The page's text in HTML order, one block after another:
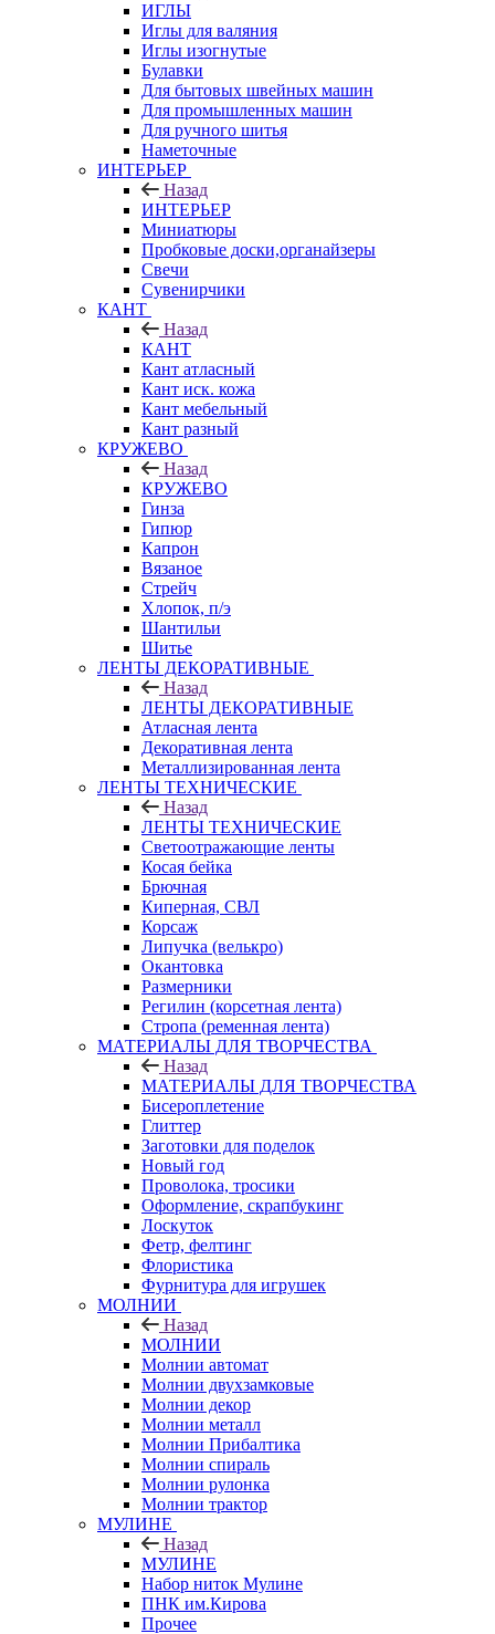
ИГЛЫ
Иглы для валяния
Иглы изогнутые
Булавки
Для бытовых швейных машин
Для промышленных машин
Для ручного шитья
Наметочные
ИНТЕРЬЕР
Назад
ИНТЕРЬЕР
Миниатюры
Пробковые доски,органайзеры
Свечи
Сувенирчики
КАНТ
Назад
КАНТ
Кант атласный
Кант иск. кожа
Кант мебельный
Кант разный
КРУЖЕВО
Назад
КРУЖЕВО
Гинза
Гипюр
Капрон
Вязаное
Стрейч
Хлопок, п/э
Шантильи
Шитье
ЛЕНТЫ ДЕКОРАТИВНЫЕ
Назад
ЛЕНТЫ ДЕКОРАТИВНЫЕ
Атласная лента
Декоративная лента
Металлизированная лента
ЛЕНТЫ ТЕХНИЧЕСКИЕ
Назад
ЛЕНТЫ ТЕХНИЧЕСКИЕ
Светоотражающие ленты
Косая бейка
Брючная
Киперная, СВЛ
Корсаж
Липучка (велькро)
Окантовка
Размерники
Регилин (корсетная лента)
Стропа (ременная лента)
МАТЕРИАЛЫ ДЛЯ ТВОРЧЕСТВА
Назад
МАТЕРИАЛЫ ДЛЯ ТВОРЧЕСТВА
Бисероплетение
Глиттер
Заготовки для поделок
Новый год
Проволока, тросики
Оформление, скрапбукинг
Лоскуток
Фетр, фелтинг
Флористика
Фурнитура для игрушек
МОЛНИИ
Назад
МОЛНИИ
Молнии автомат
Молнии двухзамковые
Молнии декор
Молнии металл
Молнии Прибалтика
Молнии спираль
Молнии рулонка
Молнии трактор
МУЛИНЕ
Назад
МУЛИНЕ
Набор ниток Мулине
ПНК им.Кирова
Прочее